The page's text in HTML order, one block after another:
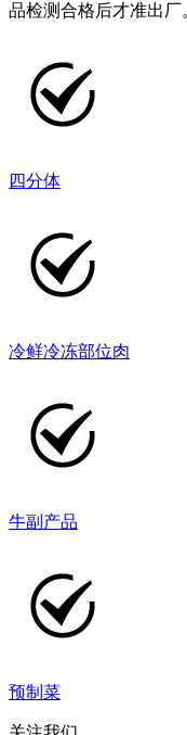
品检测合格后才准出厂
四分体
冷鲜冷冻部位肉
牛副产品
预制菜